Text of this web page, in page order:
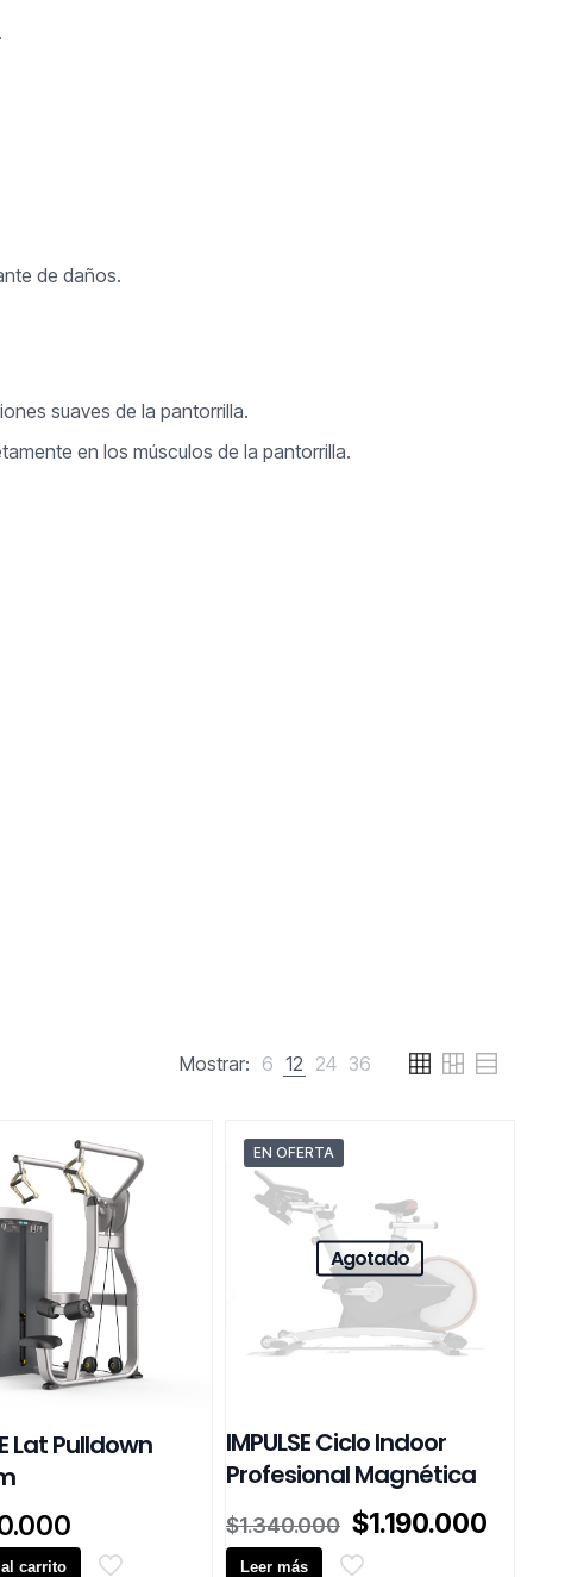
de daños.
suaves de la pantorrilla.
en los músculos de la pantorrilla.
Mostrar: 6 12 24 36
Lat Pulldown
carrito
EN OFERTA
Agotado
IMPULSE Ciclo Indoor
Profesional Magnética
$1.340.000 El
precio
$1.190.000
Leer más